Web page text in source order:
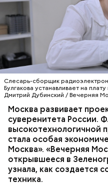
Слесарь-сборщик
Булгакова устанавливает на
Дмитрий Дубинский / Вечерняя
Москва развивает
суверенитета России.
высокотехнологичной
стала особая
Москва». «Вечерняя
открывшееся в
узнала, как создается
техника.
«Холодильник»
ТЕХНОЛОГИИ
ПРОМЫШЛЕННОСТЬ
ТЕХНОПОЛИС «МОСКВА»